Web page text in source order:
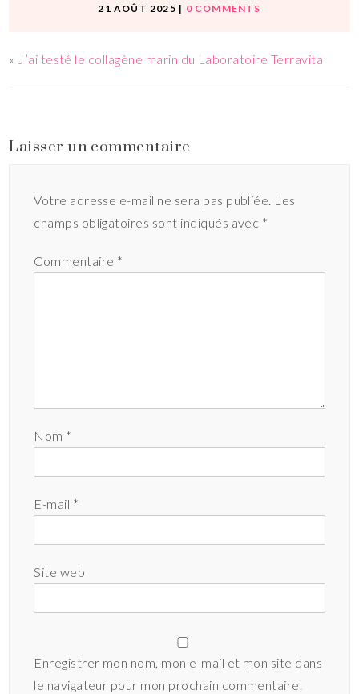
21 AOÛT 2025 | 0 COMMENTS
« J’ai testé le collagène marin du Laboratoire Terravita
Laisser un commentaire
Votre adresse e-mail ne sera pas publiée. Les
champs obligatoires sont indiqués avec *
Commentaire *
Nom *
E-mail *
Site web
Enregistrer mon nom, mon e-mail et mon site dans
le navigateur pour mon prochain commentaire.